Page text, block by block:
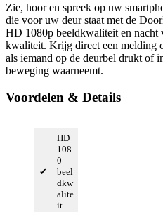
Zie, hoor en spreek op uw
die voor uw deur staat met de
HD 1080p beeldkwaliteit en nacht
kwaliteit. Krijg direct een melding
als iemand op de deurbel drukt of
beweging waarneemt.
Voordelen & Details
✔
HD
108
0
beel
dkw
alite
it